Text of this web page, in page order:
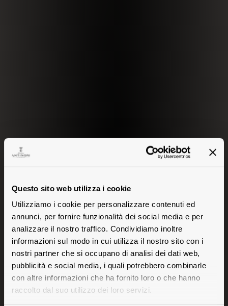
Questo sito web utilizza i cookie
Utilizziamo i cookie per personalizzare contenuti ed
annunci, per fornire funzionalità dei social media e per
analizzare il nostro traffico. Condividiamo inoltre
informazioni sul modo in cui utilizza il nostro sito con i
nostri partner che si occupano di analisi dei dati web,
pubblicità e social media, i quali potrebbero combinarle
con altre informazioni che ha fornito loro o che hanno
raccolto dal suo utilizzo dei loro servizi.